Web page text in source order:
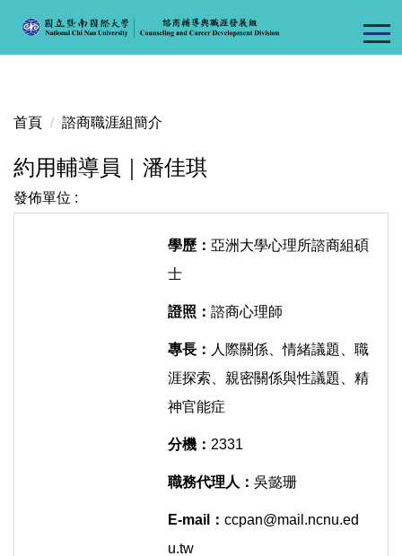
主
容
首頁 諮商職涯組簡介
約用輔導員｜潘佳琪
發佈單位 :
學歷： 亞洲大學心理所諮商組碩
士
證照： 諮商心理師
專長： 人際關係、情緒議題、職
涯探索、親密關係與性議題、精
神官能症
分機： 2331
職務代理人： 吳懿珊
E-mail： ccpan@mail.ncnu.ed
u.tw